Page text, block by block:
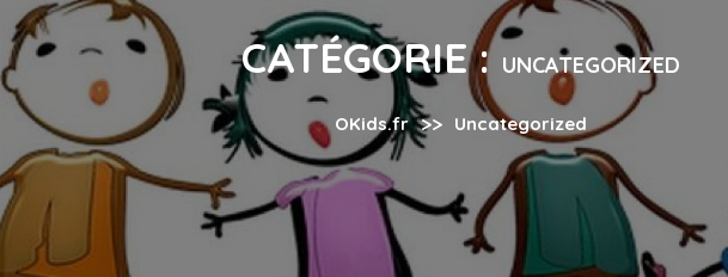
CATÉGORIE : UNCATEGORIZED
OKids.fr >> Uncategorized